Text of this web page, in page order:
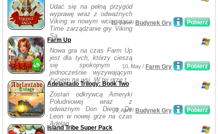
Udać się na pełną przygód
wyprawę wraz z odważnych
Viking w nowym wciągająca
Time zarządzanie gry Viking
Sa...
Pobierz
11, June / Budynek Gry
Farm Up
Nowa gra na czas Farm Up
jest dla tych, którzy cieszą
się spokojnym i
jednocześnie wyzywającym
życiem na wsi. W tej grze t...
Pobierz
10, May / Farm Gry
Adelantado Trilogy: Book Two
Zostań odkrywcą Ameryki
Południowej wraz z
odważnym Don Diego De
Leon w nowej grze na czas
Adelan...
Pobierz
3, April / Budynek Gry
Island Tribe Super Pack